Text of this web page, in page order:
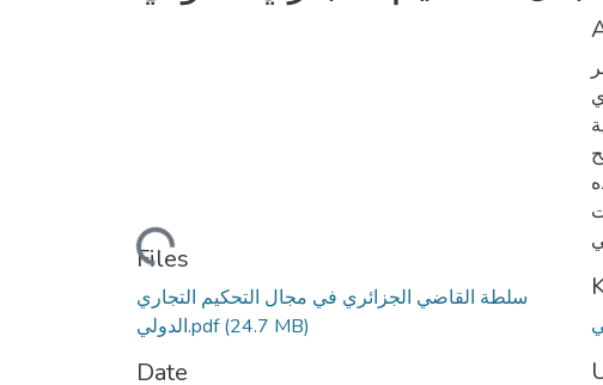
Loading...
Files
سلطة القاضي الجزائري في مجال التحكيم التجاري
الدولي.pdf(24.7 MB)
Date